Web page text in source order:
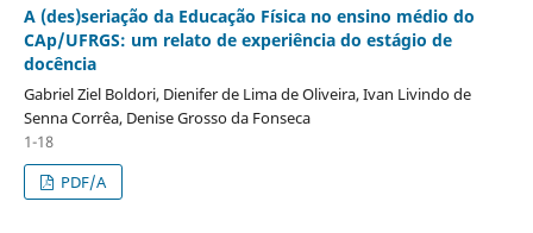
A (des)seriação da Educação Física no ensino médio do
CAp/UFRGS: um relato de experiência do estágio de
docência
Gabriel Ziel Boldori, Dienifer de Lima de Oliveira, Ivan Livindo de
Senna Corrêa, Denise Grosso da Fonseca
1-18
PDF/A